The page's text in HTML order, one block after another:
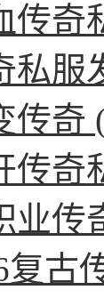
传奇
私服
传奇
传奇
业传
复古